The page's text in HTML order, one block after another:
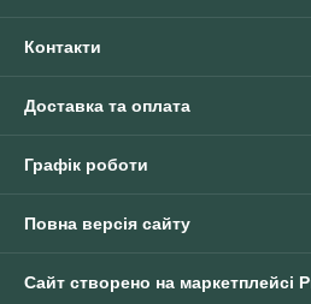
Контакти
Доставка та оплата
Графік роботи
Повна версія сайту
Сайт створено на маркетплейсі